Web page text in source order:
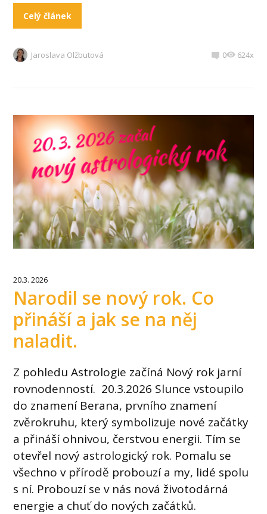
Celý článek
Jaroslava Olžbutová 0 624x
20.3. 2026
Narodil se nový rok. Co
přináší a jak se na něj
naladit.
Z pohledu Astrologie začíná Nový rok jarní
rovnodenností. 20.3.2026 Slunce vstoupilo
do znamení Berana, prvního znamení
zvěrokruhu, který symbolizuje nové začátky
a přináší ohnivou, čerstvou energii. Tím se
otevřel nový astrologický rok. Pomalu se
všechno v přírodě probouzí a my, lidé spolu
s ní. Probouzí se v nás nová životodárná
energie a chuť do nových začátků.